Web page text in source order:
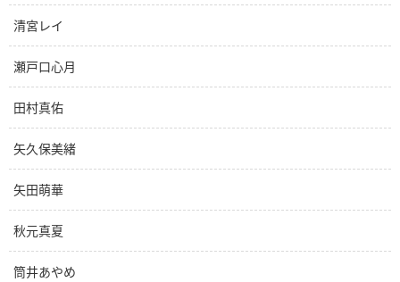
清宮レイ
瀬戸口心月
田村真佑
矢久保美緒
矢田萌華
秋元真夏
筒井あやめ